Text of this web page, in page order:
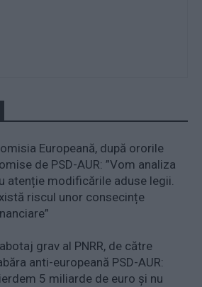
Europeană, după ororile
de PSD-AUR: ”Vom analiza
atenție modificările aduse legii.
riscul unor consecințe
grav al PNRR, de către
anti-europeană PSD-AUR:
5 miliarde de euro și nu